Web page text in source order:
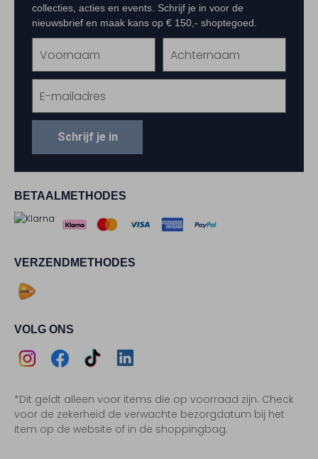
BETAALMETHODES
VERZENDMETHODES
VOLG ONS
Instagram
Facebook
TikTokLinkedIn
*Dit geldt alleen voor items die op voorraad zijn. Check
voor de zekerheid de verwachte bezorgdatum bij het
item op de website of in de shoppingbag.
collecties, acties en events. Schrijf je in voor de
nieuwsbrief en maak kans op € 150,- shoptegoed.
Schrijf je in